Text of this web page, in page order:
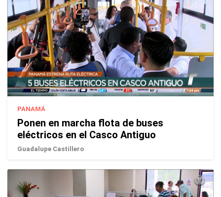
PANAMÁ
Ponen en marcha flota de buses
eléctricos en el Casco Antiguo
Guadalupe Castillero